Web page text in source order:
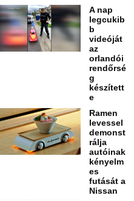
A nap
legcukib
b
videóját
az
orlandói
rendőrsé
g
készített
e
Ramen
levessel
demonst
rálja
autóinak
kényelm
es
futását a
Nissan